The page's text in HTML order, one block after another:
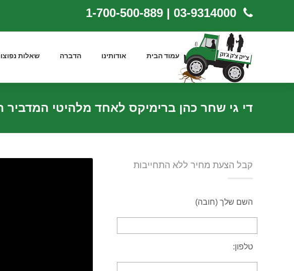
עמוד הבית אודותינו הדברה שאלות
די גי שחר כהן ברימיקס לאחד מלהיטי המדביר
קבל הצעת מחיר ללא התחייבות
השם שלך (חובה)
טלפון: